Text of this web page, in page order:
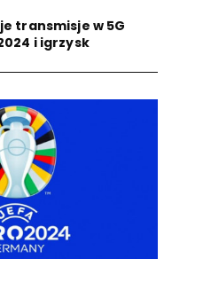
transmisje w 5G
i igrzysk